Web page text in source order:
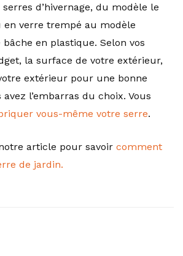
d’hivernage, du modèle le
en verre trempé au modèle
en plastique. Selon vos
la surface de votre extérieur,
extérieur pour une bonne
l’embarras du choix. Vous
vous-même votre serre.
article pour savoir comment
de jardin.